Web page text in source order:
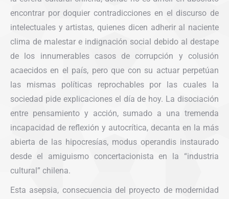
encontrar por doquier contradicciones en el discurso de
intelectuales y artistas, quienes dicen adherir al naciente
clima de malestar e indignación social debido al destape
de los innumerables casos de corrupción y colusión
acaecidos en el país, pero que con su actuar perpetúan
las mismas políticas reprochables por las cuales la
sociedad pide explicaciones el día de hoy. La disociación
entre pensamiento y acción, sumado a una tremenda
incapacidad de reflexión y autocrítica, decanta en la más
abierta de las hipocresías, modus operandis instaurado
desde el amiguismo concertacionista en la “industria
cultural” chilena.
Esta asepsia, consecuencia del proyecto de modernidad